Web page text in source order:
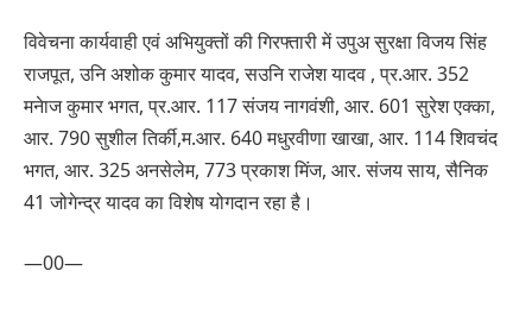
विवेचना कार्यवाही एवं अभियुक्तों की गिरफ्तारी में उपुअ सुरक्षा विजय सिंह
राजपूत, उनि अशोक कुमार यादव, सउनि राजेश यादव , प्र.आर. 352
मनेाज कुमार भगत, प्र.आर. 117 संजय नागवंशी, आर. 601 सुरेश एक्का,
आर. 790 सुशील तिर्की,म.आर. 640 मधुरवीणा खाखा, आर. 114 शिवचंद
भगत, आर. 325 अनसेलेम, 773 प्रकाश मिंज, आर. संजय साय, सैनिक
41 जोगेन्द्र यादव का विशेष योगदान रहा है।
—00—